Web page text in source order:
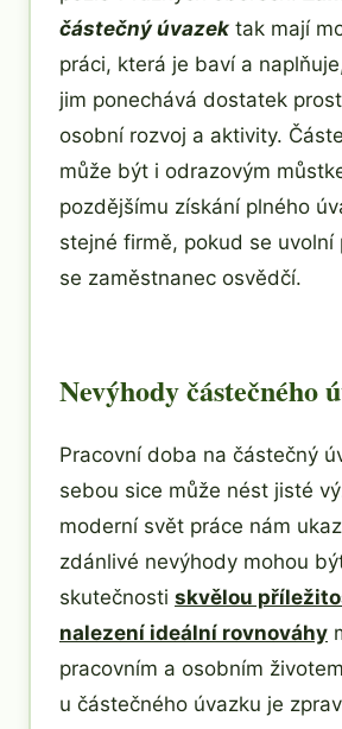
částečný úvazek tak mají
práci, která je baví a
jim ponechává dostatek
osobní rozvoj a aktivity.
může být i odrazovým
pozdějšímu získání plného
stejné firmě, pokud se uvolní
se zaměstnanec osvědčí.
Nevýhody částečného
Pracovní doba na částečný
sebou sice může nést jisté
moderní svět práce nám
zdánlivé nevýhody mohou
skutečnosti skvělou
nalezení ideální rovnováhy
pracovním a osobním
u částečného úvazku je